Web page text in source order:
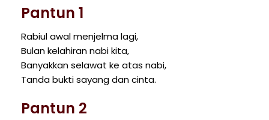
Pantun 1
Rabiul awal menjelma lagi,
Bulan kelahiran nabi kita,
Banyakkan selawat ke atas nabi,
Tanda bukti sayang dan cinta.
Pantun 2